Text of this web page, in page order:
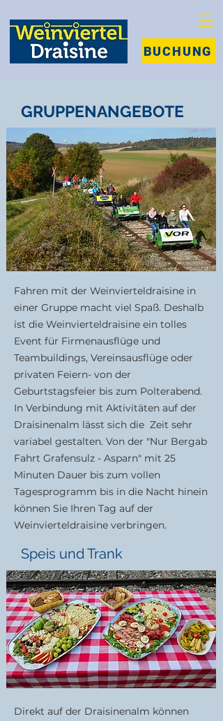
BUCHUNG
GRUPPENANGEBOTE
Fahren mit der Weinvierteldraisine in
einer Gruppe macht viel Spaß. Deshalb
ist die Weinvierteldraisine ein tolles
Event für Firmenausflüge und
Teambuildings, Vereinsausflüge oder
privaten Feiern- von der
Geburtstagsfeier bis zum Polterabend.
In Verbindung mit Aktivitäten auf der
Draisinenalm lässt sich die Zeit sehr
variabel gestalten. Von der "Nur Bergab
Fahrt Grafensulz - Asparn" mit 25
Minuten Dauer bis zum vollen
Tagesprogramm bis in die Nacht hinein
können Sie Ihren Tag auf der
Weinvierteldraisine verbringen.
Speis und Trank
Direkt auf der Draisinenalm können